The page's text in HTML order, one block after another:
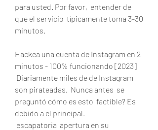
para usted. Por favor,  entender de
que el servicio  típicamente toma 3-30
minutos.
Hackea una cuenta de Instagram en 2
minutos - 100% funcionando [2023]
son pirateadas.  Nunca antes  se
preguntó cómo es esto  factible? Es
debido a el principal.